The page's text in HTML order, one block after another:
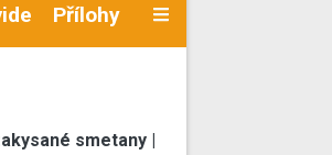
Přílohy
smetany |